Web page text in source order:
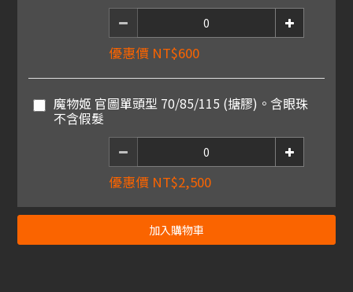
優惠價 NT$600
魔物姬 官圖單頭型 70/85/115 (搪膠)。含眼珠
不含假髮
優惠價 NT$2,500
加入購物車